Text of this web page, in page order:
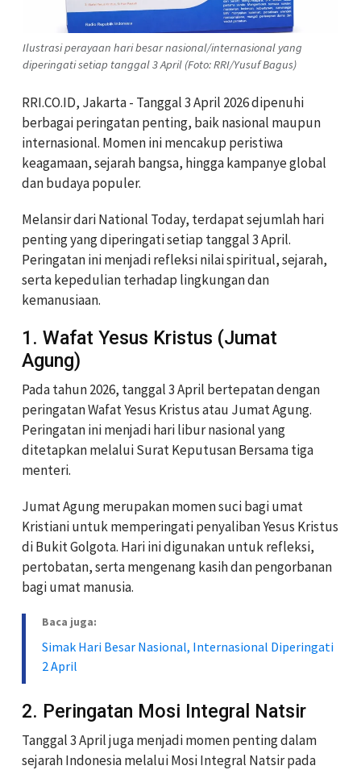
Ilustrasi perayaan hari besar nasional/internasional yang
diperingati setiap tanggal 3 April (Foto: RRI/Yusuf Bagus)
RRI.CO.ID, Jakarta - Tanggal 3 April 2026 dipenuhi
berbagai peringatan penting, baik nasional maupun
internasional. Momen ini mencakup peristiwa
keagamaan, sejarah bangsa, hingga kampanye global
dan budaya populer.
Melansir dari National Today, terdapat sejumlah hari
penting yang diperingati setiap tanggal 3 April.
Peringatan ini menjadi refleksi nilai spiritual, sejarah,
serta kepedulian terhadap lingkungan dan
kemanusiaan.
1. Wafat Yesus Kristus (Jumat
Agung)
Pada tahun 2026, tanggal 3 April bertepatan dengan
peringatan Wafat Yesus Kristus atau Jumat Agung.
Peringatan ini menjadi hari libur nasional yang
ditetapkan melalui Surat Keputusan Bersama tiga
menteri.
Jumat Agung merupakan momen suci bagi umat
Kristiani untuk memperingati penyaliban Yesus Kristus
di Bukit Golgota. Hari ini digunakan untuk refleksi,
pertobatan, serta mengenang kasih dan pengorbanan
bagi umat manusia.
Baca juga:
Simak Hari Besar Nasional, Internasional Diperingati
2 April
2. Peringatan Mosi Integral Natsir
Tanggal 3 April juga menjadi momen penting dalam
sejarah Indonesia melalui Mosi Integral Natsir pada